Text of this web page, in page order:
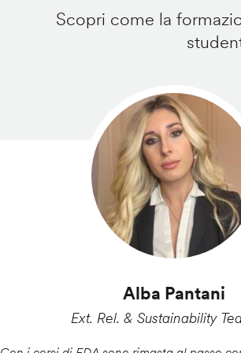
Scopri come la
Alba Pantani
Ext. Rel. & Sustainability